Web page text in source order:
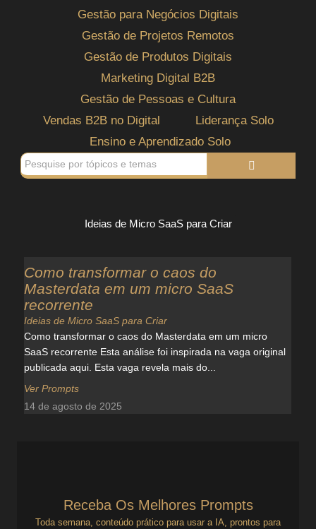
Gestão para Negócios Digitais
Gestão de Projetos Remotos
Gestão de Produtos Digitais
Marketing Digital B2B
Gestão de Pessoas e Cultura
Vendas B2B no Digital
Liderança Solo
Ensino e Aprendizado Solo
Ideias de Micro SaaS para Criar
Como transformar o caos do
Masterdata em um micro SaaS
recorrente
Ideias de Micro SaaS para Criar
Como transformar o caos do Masterdata em um micro
SaaS recorrente Esta análise foi inspirada na vaga original
publicada aqui. Esta vaga revela mais do...
Ver Prompts
14 de agosto de 2025
Receba Os Melhores Prompts
Toda semana, conteúdo prático para usar a IA, prontos para